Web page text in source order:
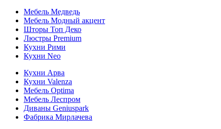
Мебель Медведь
Мебель Модный акцент
Шторы Топ Деко
Люстры Premium
Кухни Рими
Кухни Neo
Кухни Арва
Кухни Valenza
Мебель Optima
Мебель Леспром
Диваны Geniuspark
Фабрика Мирлачева